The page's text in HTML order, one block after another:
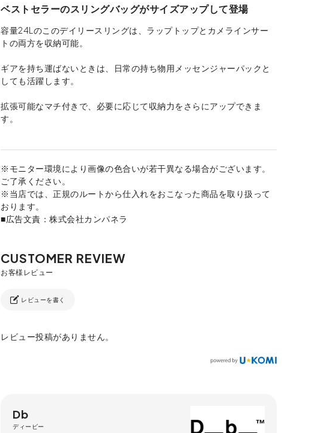
ベストセラーのスリングバッグがサイズアップして登場
容量24Lのこのデイリースリングは、ラップトップとカメラインサー
トの両方を収納可能。
ギアを持ち運ばないときは、日常の持ち物用メッセンジャーパックと
しても活躍します。
拡張可能なマチ付きで、必要に応じて収納力をさらにアップできま
す。
※モニター環境により画像の色合いが若干異なる場合がございます。
ご了承ください。
※当店では、正規のルートから仕入れをおこなった商品を取り扱って
おります。
■広告文責：株式会社カンパネラ
レビューを書く
レビュー投稿がありません。
Db
ディービー